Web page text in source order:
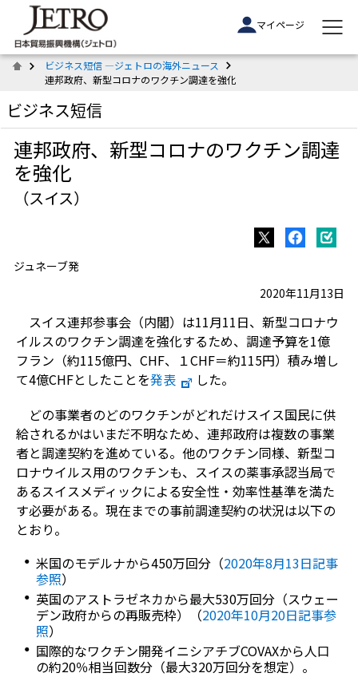
マイページ
ビジネス短信 ―ジェトロの海外ニュース
連邦政府、新型コロナのワクチン調達を強化
ビジネス短信
連邦政府、新型コロナのワクチン調達
を強化
（スイス）
ジュネーブ発
2020年11月13日
スイス連邦参事会（内閣）は11月11日、新型コロナウ
イルスのワクチン調達を強化するため、調達予算を1億
フラン（約115億円、CHF、１CHF＝約115円）積み増し
て4億CHFとしたことを発表
した。
どの事業者のどのワクチンがどれだけスイス国民に供
給されるかはいまだ不明なため、連邦政府は複数の事業
者と調達契約を進めている。他のワクチン同様、新型コ
ロナウイルス用のワクチンも、スイスの薬事承認当局で
あるスイスメディックによる安全性・効率性基準を満た
す必要がある。現在までの事前調達契約の状況は以下の
とおり。
米国のモデルナから450万回分（2020年8月13日記事
参照）
英国のアストラゼネカから最大530万回分（スウェー
デン政府からの再販売枠）（2020年10月20日記事参
照）
国際的なワクチン開発イニシアチブCOVAXから人口
の約20％相当回数分（最大320万回分を想定）。